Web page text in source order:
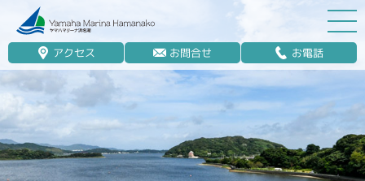
アクセス お問合せ お電話
マリーナ案内
船舶免許
マリンレジャー